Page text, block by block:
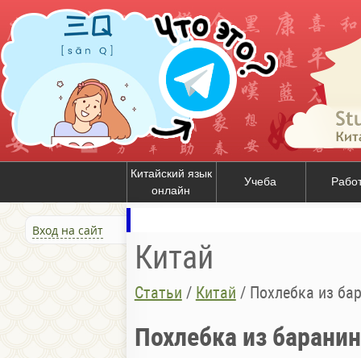
Китайский язык
онлайн
Учеба
Вход на сайт
Китай
Статьи / Китай / Похлебка из
Похлебка из